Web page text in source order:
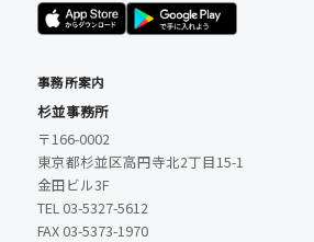
事務所案内
杉並事務所
〒166-0002
東京都杉並区高円寺北2丁目15-1
金田ビル3F
TEL 03-5327-5612
FAX 03-5373-1970